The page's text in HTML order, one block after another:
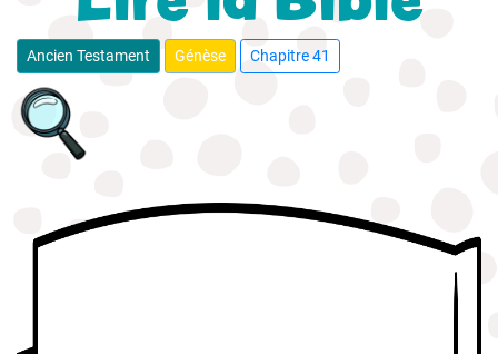
Loisirs
Ancien Testament Génèse Chapitre 41